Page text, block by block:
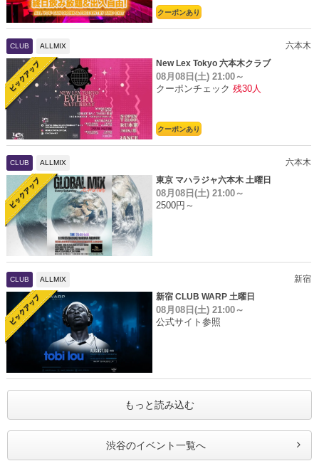
クーポンあり
CLUB ALLMIX
六本木
New Lex Tokyo 六本木クラブ
08月08日(土) 21:00～
クーポンチェック 残30人
クーポンあり
CLUB ALLMIX
六本木
東京 マハラジャ六本木 土曜日
08月08日(土) 21:00～
2500円～
CLUB ALLMIX
新宿
新宿 CLUB WARP 土曜日
08月08日(土) 21:00～
公式サイト参照
もっと読み込む
渋谷のイベント一覧へ